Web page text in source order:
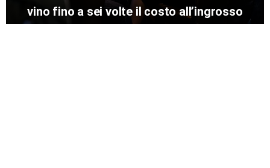
vino fino a sei volte il costo all’ingrosso